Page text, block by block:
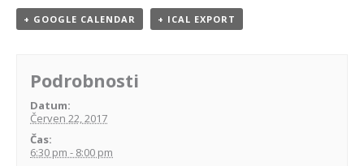
+ GOOGLE CALENDAR + ICAL EXPORT
Podrobnosti
Datum:
Červen 22, 2017
Čas:
6:30 pm - 8:00 pm